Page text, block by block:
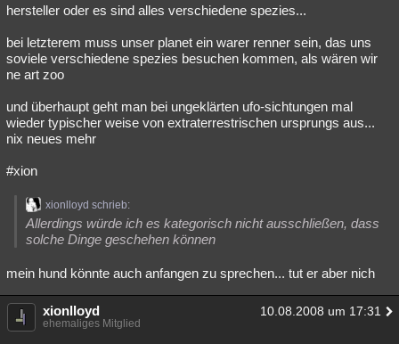
hersteller oder es sind alles verschiedene spezies...
bei letzterem muss unser planet ein warer renner sein, das uns
soviele verschiedene spezies besuchen kommen, als wären wir
ne art zoo
und überhaupt geht man bei ungeklärten ufo-sichtungen mal
wieder typischer weise von extraterrestrischen ursprungs aus...
nix neues mehr
#xion
xionlloyd schrieb:
Allerdings würde ich es kategorisch nicht ausschließen, dass
solche Dinge geschehen können
mein hund könnte auch anfangen zu sprechen... tut er aber nich
xionlloyd 10.08.2008 um 17:31
ehemaliges Mitglied